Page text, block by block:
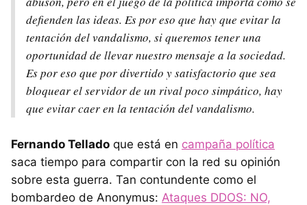
defienden las ideas. Es por eso que hay que evitar la
tentación del vandalismo, si queremos tener una
oportunidad de llevar nuestro mensaje a la sociedad.
Es por eso que por divertido y satisfactorio que sea
bloquear el servidor de un rival poco simpático, hay
que evitar caer en la tentación del vandalismo.
Fernando Tellado que está en campaña política
saca tiempo para compartir con la red su opinión
sobre esta guerra. Tan contundente como el
bombardeo de Anonymus: Ataques DDOS: NO,